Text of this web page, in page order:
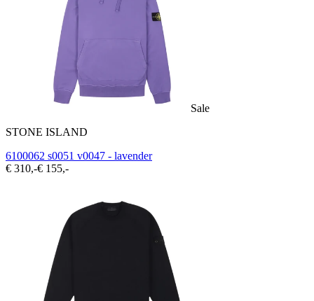
Sale
STONE ISLAND
6100062 s0051 v0047 - lavender
€ 310,-€ 155,-